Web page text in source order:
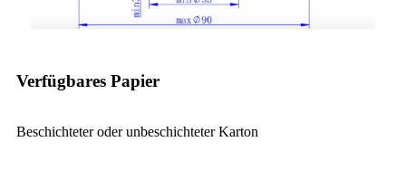
Verfügbares Papier
Beschichteter oder unbeschichteter Karton